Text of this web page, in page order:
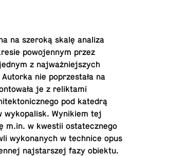
na szeroką skalę analiza
powo­jen­nym przez
z najważniejszych
nie poprzestała na
je z re­lik­tami
pod katedrą
Wynikiem tej
m.​in. w kwestii os­tate­cznego
wyko­nanych w tech­nice opus
na­js­tarszej fazy obiektu.